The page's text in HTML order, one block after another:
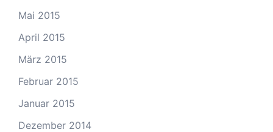
Mai 2015
April 2015
März 2015
Februar 2015
Januar 2015
Dezember 2014